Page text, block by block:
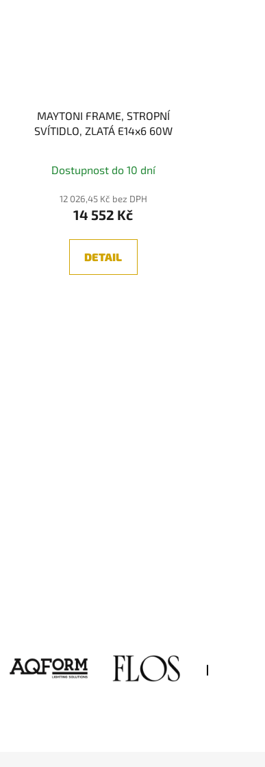
MAYTONI FRAME, STROPNÍ
SVÍTIDLO, ZLATÁ E14x6 60W
Dostupnost do 10 dní
12 026,45 Kč bez DPH
14 552 Kč
DETAIL